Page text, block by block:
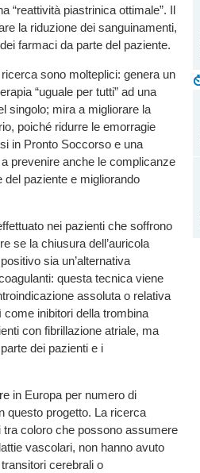
“reattività piastrinica ottimale”. Il
la riduzione dei sanguinamenti,
farmaci da parte del paziente.
sono molteplici: genera un
“uguale per tutti” ad una
singolo; mira a migliorare la
poiché ridurre le emorragie
in Pronto Soccorso e una
prevenire anche le complicanze
del paziente e migliorando
nei pazienti che soffrono
se la chiusura dell’auricola
sia un’alternativa
questa tecnica viene
assoluta o relativa
inibitori della trombina
con fibrillazione atriale, ma
dei pazienti e i
in Europa per numero di
questo progetto. La ricerca
coloro che possono assumere
vascolari, non hanno avuto
cerebrali o